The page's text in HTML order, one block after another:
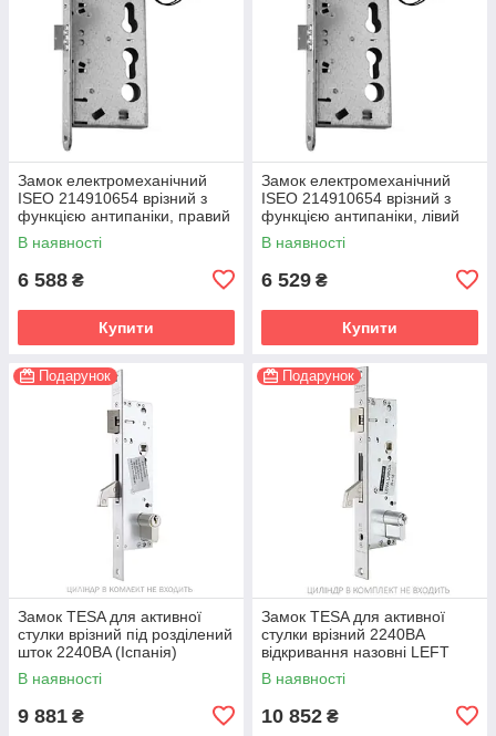
Замок електромеханічний
ISEO 214910654 врізний з
функцією антипаніки, правий
(Італія)
В наявності
6 588 ₴
Купити
Замок електромеханічний
ISEO 214910654 врізний з
функцією антипаніки, лівий
(Італія)
В наявності
6 529 ₴
Купити
Подарунок
Замок TESA для активної
стулки врізний під розділений
шток 2240BA (Іспанія)
В наявності
9 881 ₴
Подарунок
Замок TESA для активної
стулки врізний 2240BA
відкривання назовні LEFT
(Іспанія)
В наявності
10 852 ₴